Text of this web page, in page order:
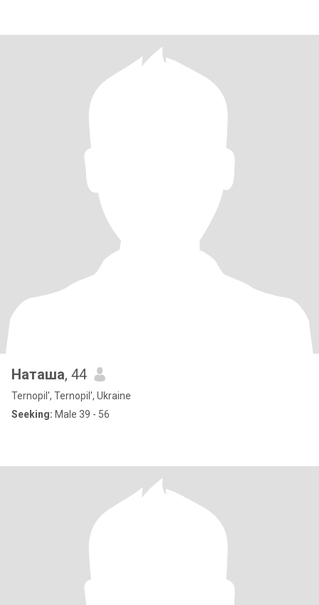
Наташа, 44
Ternopil', Ternopil', Ukraine
Seeking: Male 39 - 56